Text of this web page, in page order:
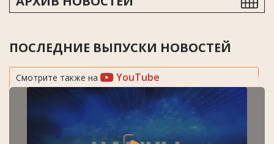
ПОСЛЕДНИЕ ВЫПУСКИ НОВОСТЕЙ
Смотрите также на YouTube